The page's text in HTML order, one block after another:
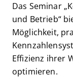
Das Seminar
und Betrieb“
Möglichkeit,
Effizienz ihrer
optimieren.